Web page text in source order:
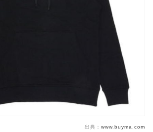
出典： www.buyma.com